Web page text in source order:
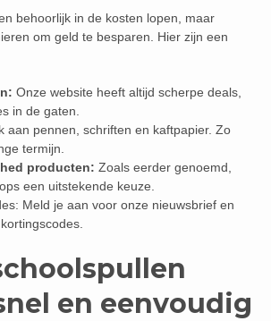
behoorlijk in de kosten lopen, maar
om geld te besparen. Hier zijn een
Onze website heeft altijd scherpe deals,
in de gaten.
aan pennen, schriften en kaftpapier. Zo
termijn.
producten: Zoals eerder genoemd,
een uitstekende keuze.
Meld je aan voor onze nieuwsbrief en
en eenvoudig